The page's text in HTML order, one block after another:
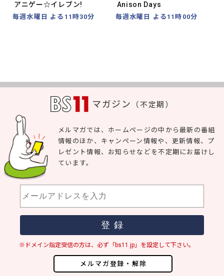
アニゲー☆イレブン!
毎週水曜日 よる11時30分
Anison Days
毎週水曜日 よる11時00分
マガジン （不定期）
メルマガ登録・解除
メルマガでは、ホームページの中から最新の番組
情報のほか、キャンペーン情報や、更新情報、プ
レゼント情報、お知らせなどを不定期にお届けし
ています。
※ドメイン指定受信の方は、必ず「bs11.jp」を設定して下さい。